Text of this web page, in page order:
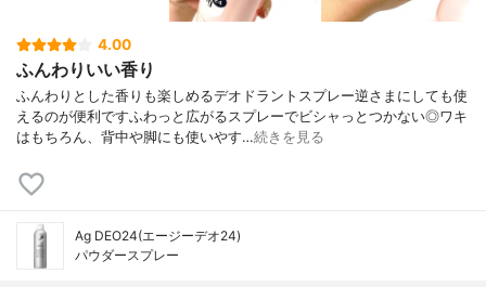
4.00
ふんわりいい香り
ふんわりとした香りも楽しめるデオドラントスプレー逆さまにしても使
えるのが便利ですふわっと広がるスプレーでビシャっとつかない◎ワキ
はもちろん、背中や脚にも使いやす…続きを見る
Ag DEO24(エージーデオ24)
パウダースプレー